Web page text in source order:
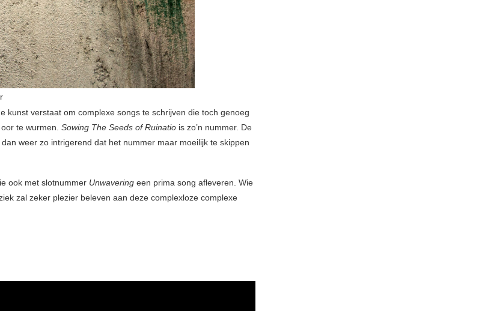
kunst verstaat om complexe songs te schrijven die toch genoeg
te wurmen. Sowing The Seeds of Ruinatio is zo’n nummer. De
weer zo intrigerend dat het nummer maar moeilijk te skippen
ook met slotnummer Unwavering een prima song afleveren. Wie
zal zeker plezier beleven aan deze complexloze complexe